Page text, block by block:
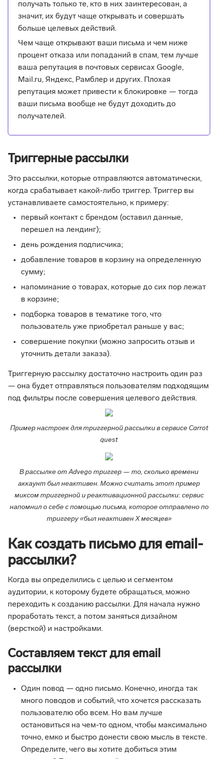
получать только те, кто в них заинтересован, а
значит, их будут чаще открывать и совершать
больше целевых действий.
Чем чаще открывают ваши письма и чем ниже
процент отказа или попаданий в спам, тем лучше
ваша репутация в почтовых сервисах Google,
Mail.ru, Яндекс, Рамблер и других. Плохая
репутация может привести к блокировке — тогда
ваши письма вообще не будут доходить до
получателей.
Триггерные рассылки
Это рассылки, которые отправляются автоматически,
когда срабатывает какой-либо триггер. Триггер вы
устанавливаете самостоятельно, к примеру:
первый контакт с брендом (оставил данные,
перешел на лендинг);
день рождения подписчика;
добавление товаров в корзину на определенную
сумму;
напоминание о товарах, которые до сих пор лежат
в корзине;
подборка товаров в тематике того, что
пользователь уже приобретал раньше у вас;
совершение покупки (можно запросить отзыв и
уточнить детали заказа).
Триггерную рассылку достаточно настроить один раз
— она будет отправляться пользователям подходящим
под фильтры после совершения целевого действия.
Пример настроек для триггерной рассылки в сервисе Carrot
quest
В рассылке от Advego триггер — то, сколько времени
аккаунт был неактивен. Можно считать этот пример
миксом триггерной и реактивационной рассылки: сервис
напомнил о себе с помощью письма, которое отправлено по
триггеру «был неактивен Х месяцев»
Как создать письмо для email-
рассылки?
Когда вы определились с целью и сегментом
аудитории, к которому будете обращаться, можно
переходить к созданию рассылки. Для начала нужно
проработать текст, а потом заняться дизайном
(версткой) и настройками.
Составляем текст для email
рассылки
Один повод — одно письмо. Конечно, иногда так
много поводов и событий, что хочется рассказать
пользователю обо всем. Но вам лучше
остановиться на чем-то одном, чтобы максимально
точно, емко и быстро донести свою мысль в тексте.
Определите, чего вы хотите добиться этим